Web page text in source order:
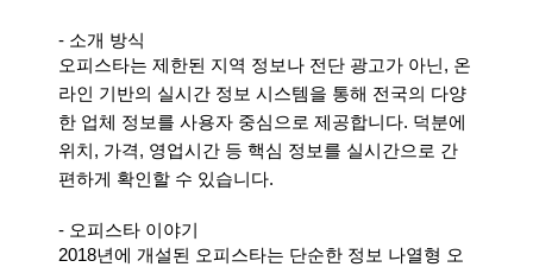
- 소개 방식
오피스타는 제한된 지역 정보나 전단 광고가 아닌, 온
라인 기반의 실시간 정보 시스템을 통해 전국의 다양
한 업체 정보를 사용자 중심으로 제공합니다. 덕분에
위치, 가격, 영업시간 등 핵심 정보를 실시간으로 간
편하게 확인할 수 있습니다.
- 오피스타 이야기
2018년에 개설된 오피스타는 단순한 정보 나열형 오